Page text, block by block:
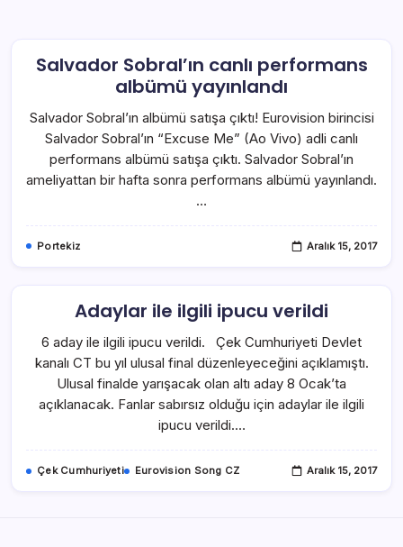
Salvador Sobral’ın canlı performans
albümü yayınlandı
Salvador Sobral’ın albümü satışa çıktı! Eurovision birincisi
Salvador Sobral’ın “Excuse Me” (Ao Vivo) adli canlı
performans albümü satışa çıktı. Salvador Sobral’ın
ameliyattan bir hafta sonra performans albümü yayınlandı.
…
Portekiz Aralık 15, 2017
Adaylar ile ilgili ipucu verildi
6 aday ile ilgili ipucu verildi. Çek Cumhuriyeti Devlet
kanalı CT bu yıl ulusal final düzenleyeceğini açıklamıştı.
Ulusal finalde yarışacak olan altı aday 8 Ocak’ta
açıklanacak. Fanlar sabırsız olduğu için adaylar ile ilgili
ipucu verildi.…
Çek Cumhuriyeti Eurovision Song CZ Aralık 15, 2017